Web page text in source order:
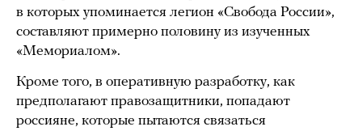
в которых упоминается легион «Свобода России»,
составляют примерно половину из изученных
«Мемориалом».
Кроме того, в оперативную разработку, как
предполагают правозащитники, попадают
россияне, которые пытаются связаться